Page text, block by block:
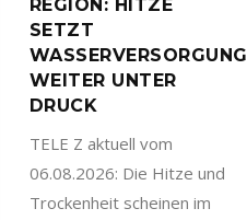
REGION: HITZE
SETZT
WASSERVERSORGUNG
WEITER UNTER
DRUCK
TELE Z aktuell vom
06.08.2026: Die Hitze und
Trockenheit scheinen im